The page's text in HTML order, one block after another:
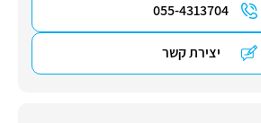
055-4313704
יצירת קשר